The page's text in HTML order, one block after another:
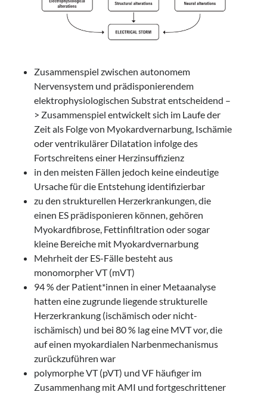
Zusammenspiel zwischen autonomem
Nervensystem und prädisponierendem
elektrophysiologischen Substrat entscheidend –
> Zusammenspiel entwickelt sich im Laufe der
Zeit als Folge von Myokardvernarbung, Ischämie
oder ventrikulärer Dilatation infolge des
Fortschreitens einer Herzinsuffizienz
in den meisten Fällen jedoch keine eindeutige
Ursache für die Entstehung identifizierbar
zu den strukturellen Herzerkrankungen, die
einen ES prädisponieren können, gehören
Myokardfibrose, Fettinfiltration oder sogar
kleine Bereiche mit Myokardvernarbung
Mehrheit der ES-Fälle besteht aus
monomorpher VT (mVT)
94 % der Patient*innen in einer Metaanalyse
hatten eine zugrunde liegende strukturelle
Herzerkrankung (ischämisch oder nicht-
ischämisch) und bei 80 % lag eine MVT vor, die
auf einen myokardialen Narbenmechanismus
zurückzuführen war
polymorphe VT (pVT) und VF häufiger im
Zusammenhang mit AMI und fortgeschrittener